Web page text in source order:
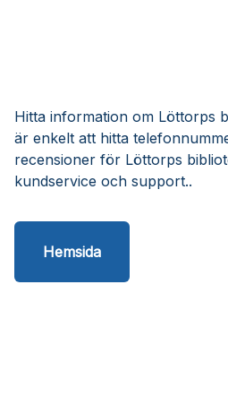
Hitta information om Löttorps
är enkelt att hitta
recensioner för Löttorps
kundservice och support..
Hemsida